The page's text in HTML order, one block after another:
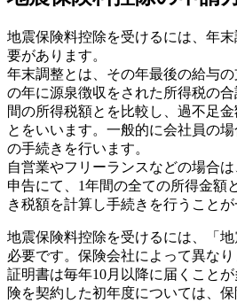
地震保険料控除を受けるには、年
要があります。
年末調整とは、その年最後の給与
の年に源泉徴収をされた所得税の
間の所得税額とを比較し、過不足
とをいいます。一般的に会社員の
の手続きを行います。
自営業やフリーランスなどの場合
申告にて、1年間の全ての所得金額
き税額を計算し手続きを行うことが
地震保険料控除を受けるには、「
必要です。保険会社によって異な
証明書は毎年10月以降に届くこと
険を契約した初年度については、